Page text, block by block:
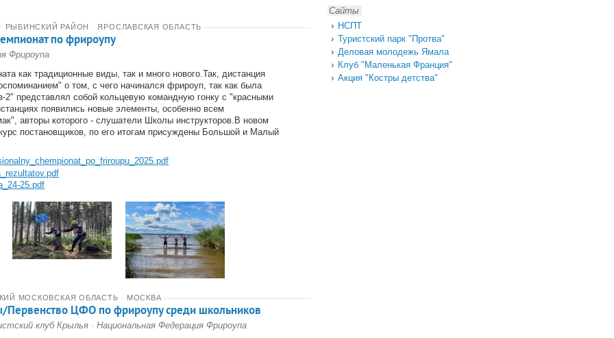
РЫБИНСКИЙ РАЙОН · ЯРОСЛАВСКАЯ ОБЛАСТЬ
по фрироупу
Фрироупа
как традиционные виды, так и много нового.Так, дистанция
о том, с чего начинался фрироуп, так как была
2" представлял собой кольцевую командную гонку с "красными
появились новые элементы, особенно всем
авторы которого - слушатели Школы инструкторов.В новом
постановщиков, по его итогам присуждены Большой и Малый
25.pdf
МОСКОВСКАЯ ОБЛАСТЬ · МОСКВА
Первенство ЦФО по фрироупу среди школьников
клуб Крылья ·Национальная Федерация Фрироупа
Сайты
НСПТ
Туристский парк "Протва"
Деловая молодежь Ямала
Клуб "Маленькая Франция"
Акция "Костры детства"